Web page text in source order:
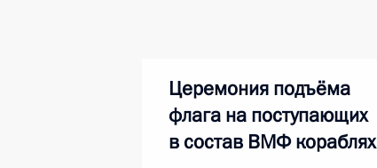
Церемония подъёма
флага на поступающих
в состав ВМФ кораблях